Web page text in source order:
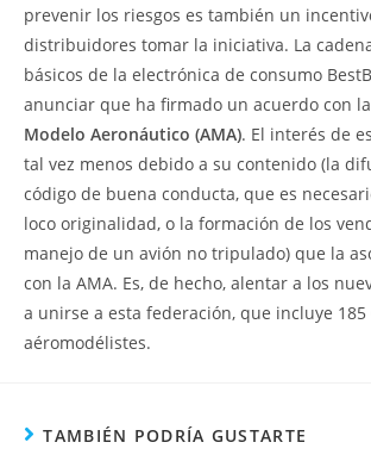
prevenir los riesgos es también un
distribuidores tomar la iniciativa. La
básicos de la electrónica de consumo
anunciar que ha firmado un acuerdo con la
Modelo Aeronáutico (AMA). El interés de
tal vez menos debido a su contenido (la
código de buena conducta, que es
loco originalidad, o la formación de los
manejo de un avión no tripulado) que la
con la AMA. Es, de hecho, alentar a los
a unirse a esta federación, que incluye 185
aéromodélistes.
TAMBIÉN PODRÍA GUSTARTE